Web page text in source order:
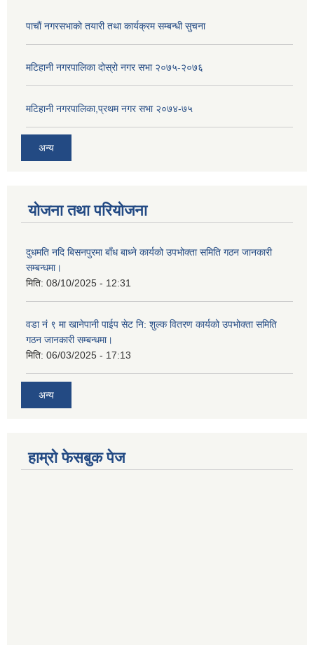
पाचाैं नगरसभाको तयारी तथा कार्यक्रम सम्बन्धी सुचना
मटिहानी नगरपालिका दोस्रो नगर सभा २०७५-२०७६
मटिहानी नगरपालिका,प्रथम नगर सभा २०७४-७५
अन्य
योजना तथा परियोजना
दुधमति नदि बिसनपुरमा बाँध बाध्ने कार्यको उपभोक्ता समिति गठन जानकारी
सम्बन्धमा।
मिति: 08/10/2025 - 12:31
वडा नं ९ मा खानेपानी पाईप सेट नि: शुल्क वितरण कार्यको उपभोक्ता समिति
गठन जानकारी सम्बन्धमा।
मिति: 06/03/2025 - 17:13
अन्य
हाम्राे फेसबुक पेज